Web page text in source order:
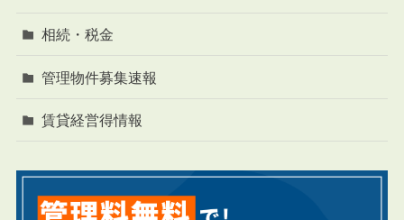
相続・税金
管理物件募集速報
賃貸経営得情報